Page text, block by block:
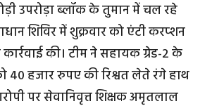
उपरोड़ा ब्लॉक के तुमान में चल रहे
शिविर में शुक्रवार को एंटी करप्शन
कार्रवाई की। टीम ने सहायक ग्रेड-2 के
40 हजार रुपए की रिश्वत लेते रंगे हाथ
पर सेवानिवृत्त शिक्षक अमृतलाल